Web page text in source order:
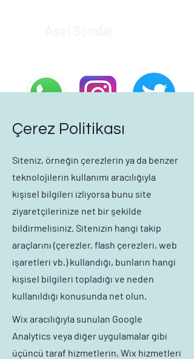
Çerez Politikası
Siteniz, örneğin çerezlerin ya da benzer
teknolojilerin kullanımı aracılığıyla
kişisel bilgileri izliyorsa bunu site
ziyaretçilerinize net bir şekilde
bildirmelisiniz. Sitenizin hangi takip
araçlarını (çerezler, flash çerezleri, web
işaretleri vb.) kullandığı, bunların hangi
kişisel bilgileri topladığı ve neden
kullanıldığı konusunda net olun.
Wix aracılığıyla sunulan Google
Analytics veya diğer uygulamalar gibi
üçüncü taraf hizmetlerin, Wix hizmetleri